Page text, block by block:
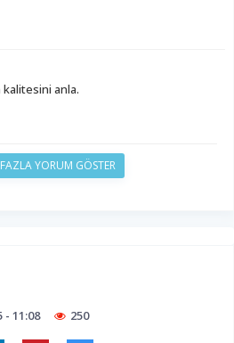
anla.
YORUM GÖSTER
- 11:08 250